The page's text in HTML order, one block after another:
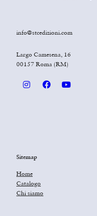
info@stcedizioni.com
Largo Camesena, 16
00157 Roma (RM)
Sitemap
Home
Catalogo
Chi siamo